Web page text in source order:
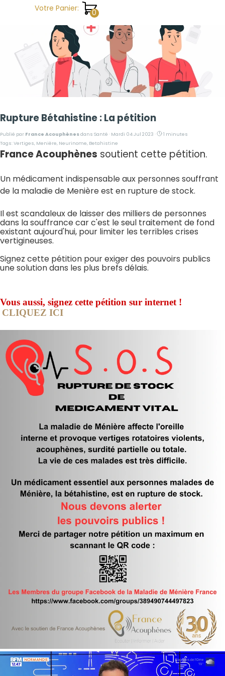
Aller au contenuVotre Panier:
Rupture Bétahistine : La pétition
Publié par France Acouphènesdans Santé · Mardi 04 Jul 2023 ·
1 minutes
Tags:Vertiges, Menière, Neurinome, Betahistine
France Acouphènes soutient cette pétition.
Un médicament indispensable aux personnes souffrant
de la maladie de Menière est en rupture de stock.
Il est scandaleux de laisser des milliers de personnes
dans la souffrance car c'est le seul traitement de fond
existant aujourd'hui, pour limiter les terribles crises
vertigineuses.
Signez cette pétition pour exiger des pouvoirs publics
une solution dans les plus brefs délais.
Vous aussi, signez cette pétition sur internet !
CLIQUEZ ICI